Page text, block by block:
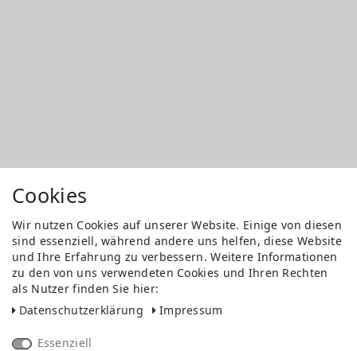
Cookies
Wir nutzen Cookies auf unserer Website. Einige von diesen
sind essenziell, während andere uns helfen, diese Website
und Ihre Erfahrung zu verbessern. Weitere Informationen
zu den von uns verwendeten Cookies und Ihren Rechten
als Nutzer finden Sie hier:
Daten­schutz­erklärung
Impressum
Essenziell